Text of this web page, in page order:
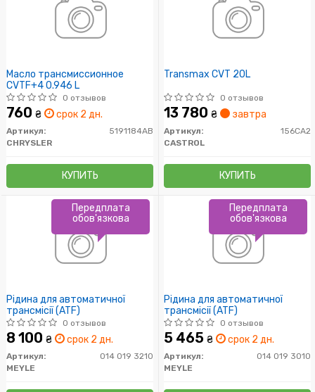
Масло трансмиссионное
CVTF+4 0.946 L
0 отзывов
760 ₴ срок 2 дн.
Артикул:
5191184AB
CHRYSLER
КУПИТЬ
Transmax CVT 20L
0 отзывов
13 780 ₴ завтра
Артикул:
156CA2
CASTROL
КУПИТЬ
Рідина для автоматичної
трансмісії (ATF)
0 отзывов
8 100 ₴ срок 2 дн.
Артикул:
014 019 3210
MEYLE
Передплата
обов'язкова
Рідина для автоматичної
трансмісії (ATF)
0 отзывов
5 465 ₴ срок 2 дн.
Артикул:
014 019 3010
MEYLE
Передплата
обов'язкова